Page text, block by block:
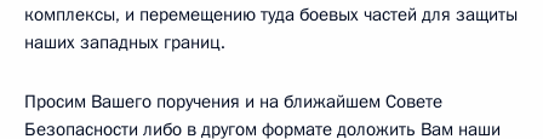
комплексы, и перемещению туда боевых частей для защиты
наших западных границ.
Просим Вашего поручения и на ближайшем Совете
Безопасности либо в другом формате доложить Вам наши